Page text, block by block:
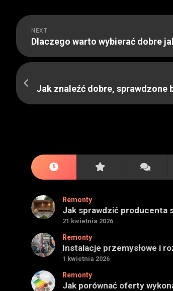
NEXT
Remonty
21 kwietnia 2026
Remonty
1 kwietnia 2026
Remonty